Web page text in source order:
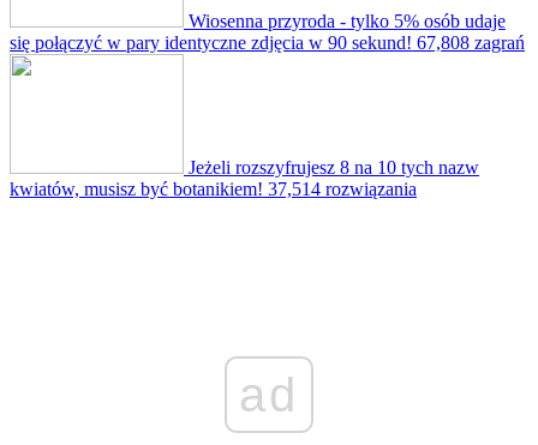
Wiosenna przyroda - tylko 5% osób udaje
się połączyć w pary identyczne zdjęcia w 90 sekund! 67,808 zagrań
Jeżeli rozszyfrujesz 8 na 10 tych nazw
kwiatów, musisz być botanikiem! 37,514 rozwiązania
ad